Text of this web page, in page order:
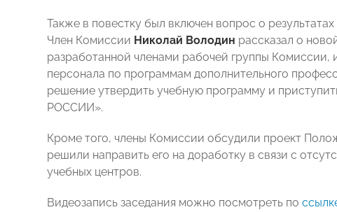
Также в повестку был включен вопрос о
Член Комиссии Николай Володин рассказал о
разработанной членами рабочей группы
персонала по программам дополнительного
решение утвердить учебную программу и
РОССИИ».
Кроме того, члены Комиссии обсудили проект
решили направить его на доработку в связи с
учебных центров.
Видеозапись заседания можно посмотреть по